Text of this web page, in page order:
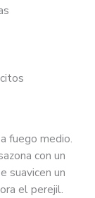
fuego medio.
con un
suavicen un
el perejil.